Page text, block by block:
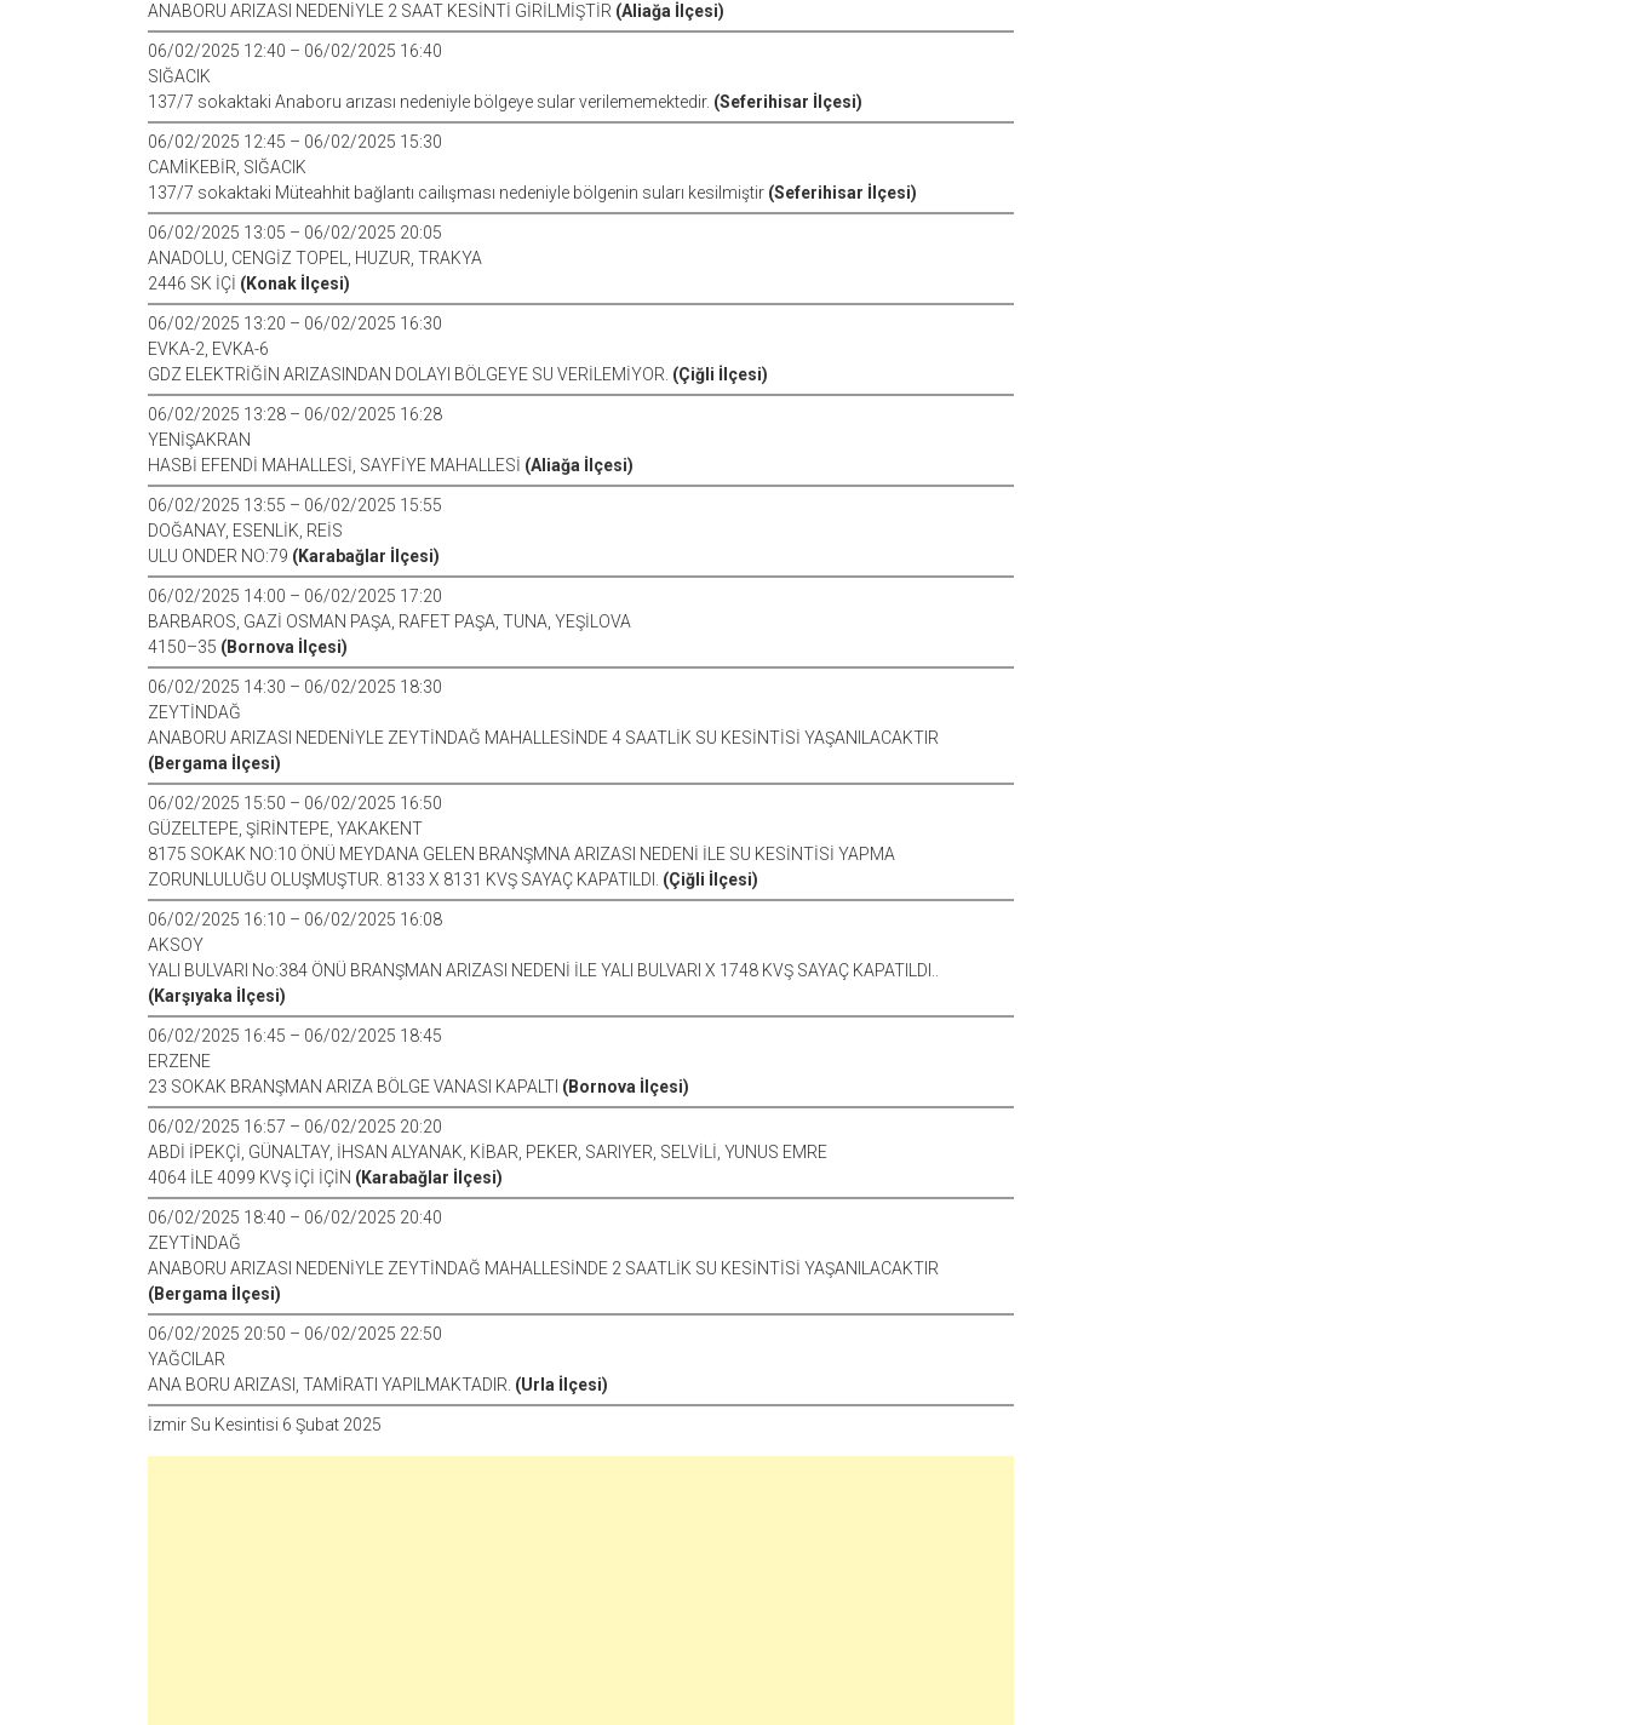
ANABORU ARIZASI NEDENİYLE 2 SAAT KESİNTİ GİRİLMİŞTİR (Aliağa İlçesi)
06/02/2025 12:40 – 06/02/2025 16:40
SIĞACIK
137/7 sokaktaki Anaboru arızası nedeniyle bölgeye sular verilememektedir. (Seferihisar İlçesi)
06/02/2025 12:45 – 06/02/2025 15:30
CAMİKEBİR, SIĞACIK
137/7 sokaktaki Müteahhit bağlantı cailışması nedeniyle bölgenin suları kesilmiştir (Seferihisar İlçesi)
06/02/2025 13:05 – 06/02/2025 20:05
ANADOLU, CENGİZ TOPEL, HUZUR, TRAKYA
2446 SK İÇİ (Konak İlçesi)
06/02/2025 13:20 – 06/02/2025 16:30
EVKA-2, EVKA-6
GDZ ELEKTRİĞİN ARIZASINDAN DOLAYI BÖLGEYE SU VERİLEMİYOR. (Çiğli İlçesi)
06/02/2025 13:28 – 06/02/2025 16:28
YENİŞAKRAN
HASBİ EFENDİ MAHALLESİ, SAYFİYE MAHALLESİ (Aliağa İlçesi)
06/02/2025 13:55 – 06/02/2025 15:55
DOĞANAY, ESENLİK, REİS
ULU ONDER NO:79 (Karabağlar İlçesi)
06/02/2025 14:00 – 06/02/2025 17:20
BARBAROS, GAZİ OSMAN PAŞA, RAFET PAŞA, TUNA, YEŞİLOVA
4150–35 (Bornova İlçesi)
06/02/2025 14:30 – 06/02/2025 18:30
ZEYTİNDAĞ
ANABORU ARIZASI NEDENİYLE ZEYTİNDAĞ MAHALLESİNDE 4 SAATLİK SU KESİNTİSİ YAŞANILACAKTIR
(Bergama İlçesi)
06/02/2025 15:50 – 06/02/2025 16:50
GÜZELTEPE, ŞİRİNTEPE, YAKAKENT
8175 SOKAK NO:10 ÖNÜ MEYDANA GELEN BRANŞMNA ARIZASI NEDENİ İLE SU KESİNTİSİ YAPMA
ZORUNLULUĞU OLUŞMUŞTUR. 8133 X 8131 KVŞ SAYAÇ KAPATILDI. (Çiğli İlçesi)
06/02/2025 16:10 – 06/02/2025 16:08
AKSOY
YALI BULVARI No:384 ÖNÜ BRANŞMAN ARIZASI NEDENİ İLE YALI BULVARI X 1748 KVŞ SAYAÇ KAPATILDI..
(Karşıyaka İlçesi)
06/02/2025 16:45 – 06/02/2025 18:45
ERZENE
23 SOKAK BRANŞMAN ARIZA BÖLGE VANASI KAPALTI (Bornova İlçesi)
06/02/2025 16:57 – 06/02/2025 20:20
ABDİ İPEKÇİ, GÜNALTAY, İHSAN ALYANAK, KİBAR, PEKER, SARIYER, SELVİLİ, YUNUS EMRE
4064 İLE 4099 KVŞ İÇİ İÇİN (Karabağlar İlçesi)
06/02/2025 18:40 – 06/02/2025 20:40
ZEYTİNDAĞ
ANABORU ARIZASI NEDENİYLE ZEYTİNDAĞ MAHALLESİNDE 2 SAATLİK SU KESİNTİSİ YAŞANILACAKTIR
(Bergama İlçesi)
06/02/2025 20:50 – 06/02/2025 22:50
YAĞCILAR
ANA BORU ARIZASI, TAMİRATI YAPILMAKTADIR. (Urla İlçesi)
İzmir Su Kesintisi 6 Şubat 2025